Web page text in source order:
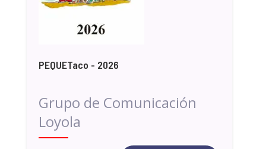
PEQUETaco - 2026
Grupo de Comunicación
Loyola